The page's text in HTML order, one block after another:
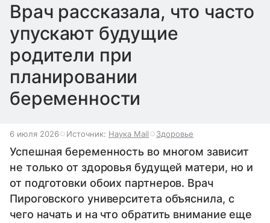
Врач рассказала, что часто
упускают будущие
родители при
планировании
беременности
6 июля 2026 Источник: Наука Mail Здоровье
Успешная беременность во многом зависит
не только от здоровья будущей матери, но и
от подготовки обоих партнеров. Врач
Пироговского университета объяснила, с
чего начать и на что обратить внимание еще